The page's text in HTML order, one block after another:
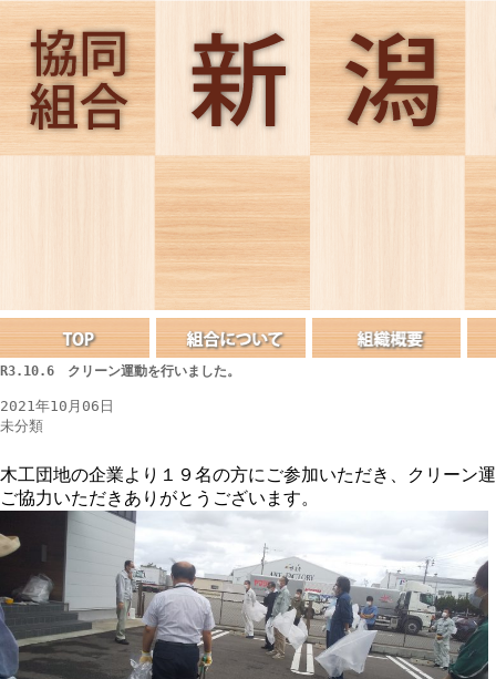
R3.10.6 クリーン運動を行いました。
2021年10月06日
未分類
木工団地の企業より１９名の方にご参加いただき、クリーン
ご協力いただきありがとうございます。